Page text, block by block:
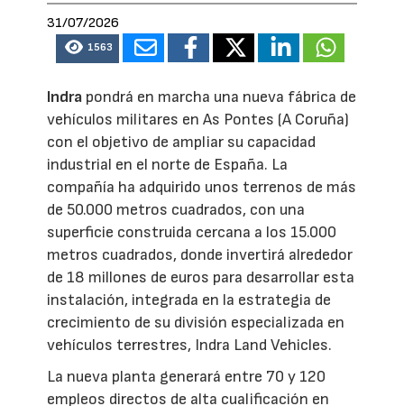
31/07/2026
1563
Indra pondrá en marcha una nueva fábrica de
vehículos militares en As Pontes (A Coruña)
con el objetivo de ampliar su capacidad
industrial en el norte de España. La
compañía ha adquirido unos terrenos de más
de 50.000 metros cuadrados, con una
superficie construida cercana a los 15.000
metros cuadrados, donde invertirá alrededor
de 18 millones de euros para desarrollar esta
instalación, integrada en la estrategia de
crecimiento de su división especializada en
vehículos terrestres, Indra Land Vehicles.
La nueva planta generará entre 70 y 120
empleos directos de alta cualificación en